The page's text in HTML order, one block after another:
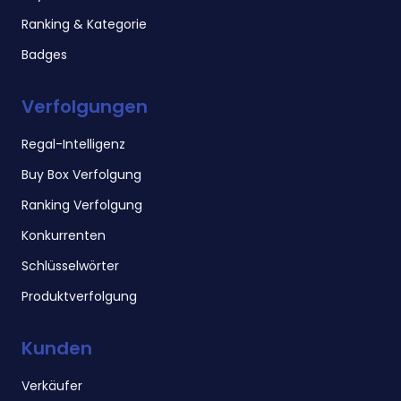
Ranking & Kategorie
Badges
Verfolgungen
Regal-Intelligenz
Buy Box Verfolgung
Ranking Verfolgung
Konkurrenten
Schlüsselwörter
Produktverfolgung
Kunden
Verkäufer